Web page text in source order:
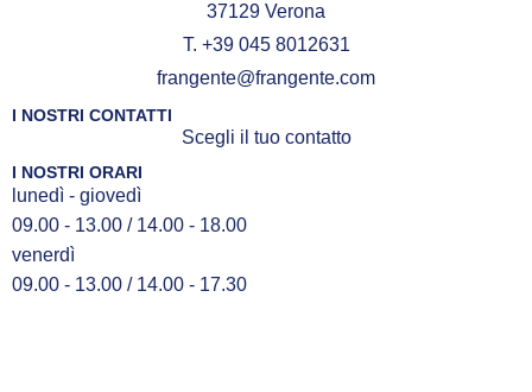
37129 Verona
T. +39 045 8012631
frangente@frangente.com
I NOSTRI CONTATTI
Scegli il tuo contatto
I NOSTRI ORARI
lunedì - giovedì
09.00 - 13.00 / 14.00 - 18.00
venerdì
09.00 - 13.00 / 14.00 - 17.30